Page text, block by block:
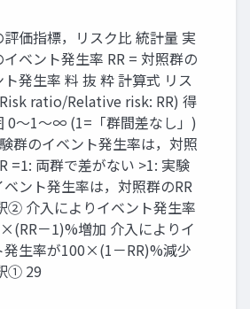
価指標，リスク比 統計量 実
ベント発生率 RR = 対照群の
ト発生率 料 抜 粋 計算式 リス
ratio/Relative risk: RR) 得
0〜1〜∞ (1=「群間差なし」)
群のイベント発生率は，対照
=1: 両群で差がない >1: 実験
ント発生率は，対照群のRR
② 介⼊によりイベント発生率
－1)%増加 介⼊によりイ
発生率が100×(1－RR)%減少
① 29